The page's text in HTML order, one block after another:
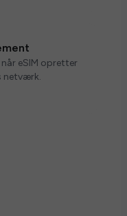
eSIM opretter
netværk.